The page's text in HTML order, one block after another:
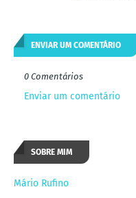
ENVIAR UM COMENTÁRIO
0 Comentários
Enviar um comentário
SOBRE MIM
Mário Rufino